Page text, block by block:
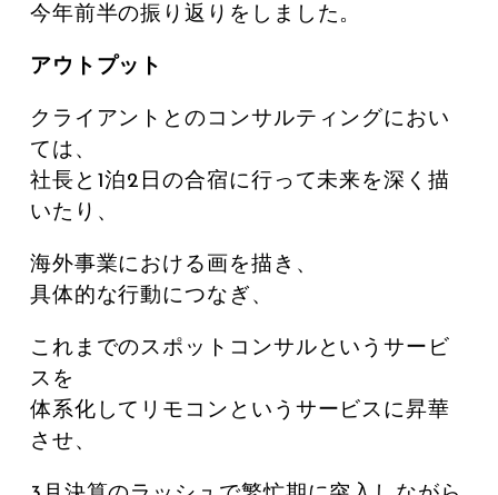
今年前半の振り返りをしました。
アウトプット
クライアントとのコンサルティングにおい
ては、
社長と1泊2日の合宿に行って未来を深く描
いたり、
海外事業における画を描き、
具体的な行動につなぎ、
これまでのスポットコンサルというサービ
スを
体系化してリモコンというサービスに昇華
させ、